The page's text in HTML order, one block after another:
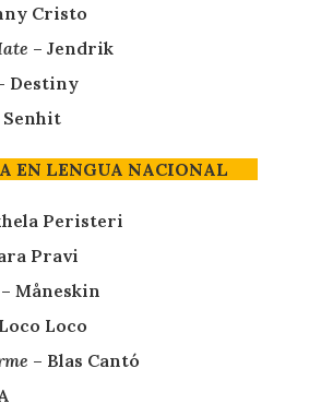
Cristo
– Jendrik
Destiny
Senhit
EN LENGUA NACIONAL
Peristeri
Pravi
– Måneskin
Loco
– Blas Cantó